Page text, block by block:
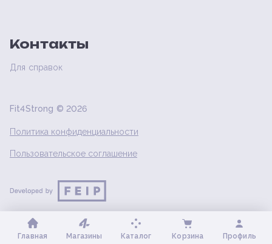
Контакты
Для справок
Fit4Strong © 2026
Политика конфиденциальности
Пользовательское соглашение
Главная Магазины Каталог Корзина Профиль